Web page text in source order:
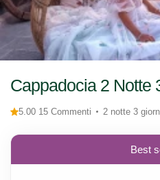
Cappadocia 2 Notte
5.00 15 Commenti 2 notte 3
Best